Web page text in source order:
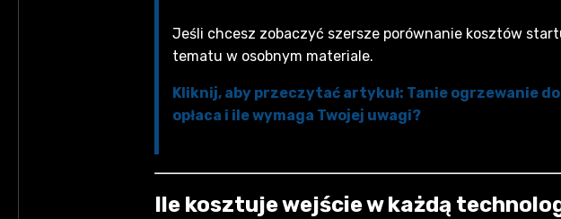
Jeśli chcesz zobaczyć szersze porównanie kosztów
tematu w osobnym materiale.
Kliknij, aby przeczytać artykuł: Tanie ogrzewanie
opłaca i ile wymaga Twojej uwagi?
Ile kosztuje wejście w każdą